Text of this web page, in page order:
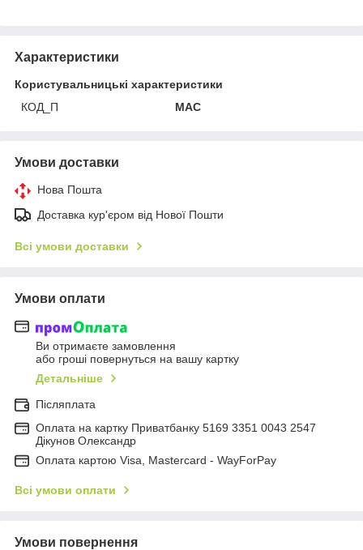
Характеристики
Користувальницькі характеристики
КОД_П
MAC
Умови доставки
Нова Пошта
Доставка кур'єром від Нової Пошти
Всі умови доставки
Умови оплати
Ви отримаєте замовлення
або гроші повернуться на вашу картку
Детальніше
Післяплата
Оплата на картку Приватбанку 5169 3351 0043 2547
Дікунов Олександр
Оплата картою Visa, Mastercard - WayForPay
Всі умови оплати
Умови повернення